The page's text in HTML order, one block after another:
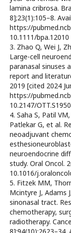
lamina cribrosa.
8];23(1):105–8.
https://
10.1111/bpa.12010
3. Zhao Q, Wei J,
Large-cell
paranasal sinuses
report and
2019 [cited 2024
https://
10.2147/
4. Saha S, Patil
Patlekar G, et al.
neoadjuvant
neuroendocrine
study. Oral Oncol.
10.1016/
5. Fitzek MM,
Mcintyre J,
sinonasal tract.
chemotherapy,
radiotherapy.
8];94(10):2623–34.